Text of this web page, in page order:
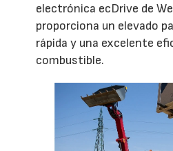
electrónica ecDrive de
proporciona un elevado
rápida y una excelente
combustible.